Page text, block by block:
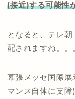
(接近)する可能性
となると、テレ
配されますね。。
幕張メッセ国際展
マンス自体に支